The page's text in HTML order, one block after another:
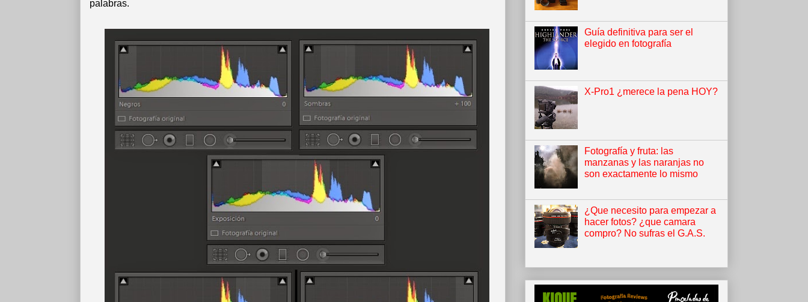
palabras.
Guía definitiva para ser el
elegido en fotografía
X-Pro1 ¿merece la pena HOY?
Fotografía y fruta: las
manzanas y las naranjas no
son exactamente lo mismo
¿Que necesito para empezar a
hacer fotos? ¿que camara
compro? No sufras el G.A.S.